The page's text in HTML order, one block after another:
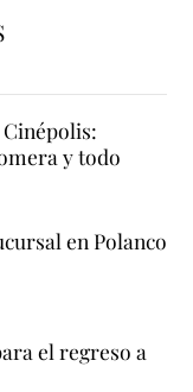
y todo
en Polanco
el regreso a